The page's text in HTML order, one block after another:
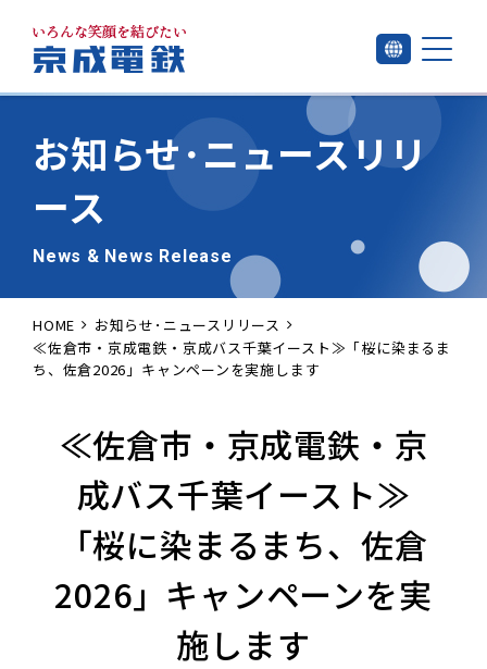
お知らせ･ニュースリリ
ース
News & News Release
HOME
お知らせ･ニュースリリース
≪佐倉市・京成電鉄・京成バス千葉イースト≫「桜に染まるま
ち、佐倉2026」キャンペーンを実施します
≪佐倉市・京成電鉄・京
成バス千葉イースト≫
「桜に染まるまち、佐倉
2026」キャンペーンを実
施します